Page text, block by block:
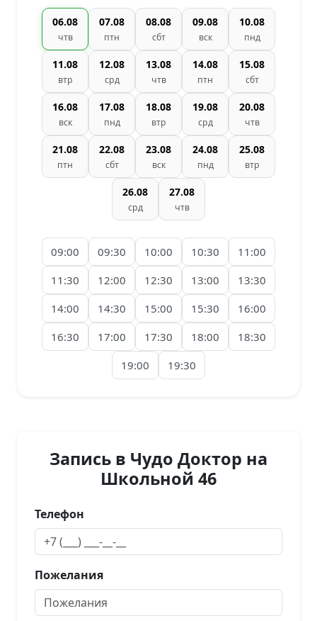
06.08
чтв
07.08
птн
08.08
сбт
09.08
вск
10.08
пнд
11.08
втр
12.08
срд
13.08
чтв
14.08
птн
15.08
сбт
16.08
вск
17.08
пнд
18.08
втр
19.08
срд
20.08
чтв
21.08
птн
22.08
сбт
23.08
вск
24.08
пнд
25.08
втр
26.08
срд
27.08
чтв
09:00 09:30 10:00 10:30
11:00
11:30
12:00 12:30 13:00
13:30
14:00
14:30 15:00 15:30
16:00
16:30
17:00 17:30 18:00
18:30
19:00
19:30
Запись в Чудо Доктор на
Школьной 46
Телефон
Пожелания